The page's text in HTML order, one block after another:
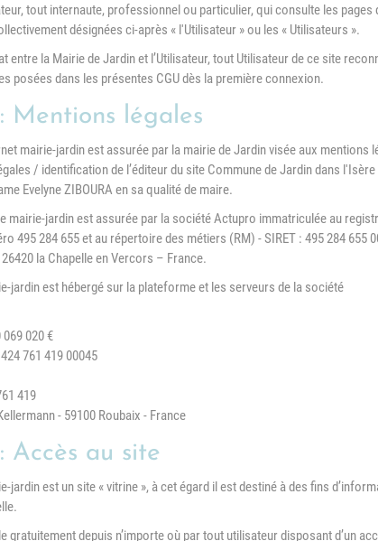
parents
-
enfance
Scolaires
Association Trait
d'Union - Service de
médiation familiale
tout internaute, professionnel ou particulier, qui consulte les
désignées ci-après « l'Utilisateur » ou les « Utilisateurs ».
entre la Mairie de Jardin et l’Utilisateur, tout Utilisateur de ce site
posées dans les présentes CGU dès la première connexion.
Mentions légales
mairie-jardin est assurée par la mairie de Jardin visée aux mentions
/ identification de l’éditeur du site Commune de Jardin dans
Evelyne ZIBOURA en sa qualité de maire.
mairie-jardin est assurée par la société Actupro immatriculée au
495 284 655 et au répertoire des métiers (RM) - SIRET : 495 284 655
la Chapelle en Vercors – France.
jardin est hébergé sur la plateforme et les serveurs de la société
020 €
761 419 00045
419
- 59100 Roubaix - France
Accès au site
jardin est un site « vitrine », à cet égard il est destiné à des fins
gratuitement depuis n’importe où par tout utilisateur disposant d’un